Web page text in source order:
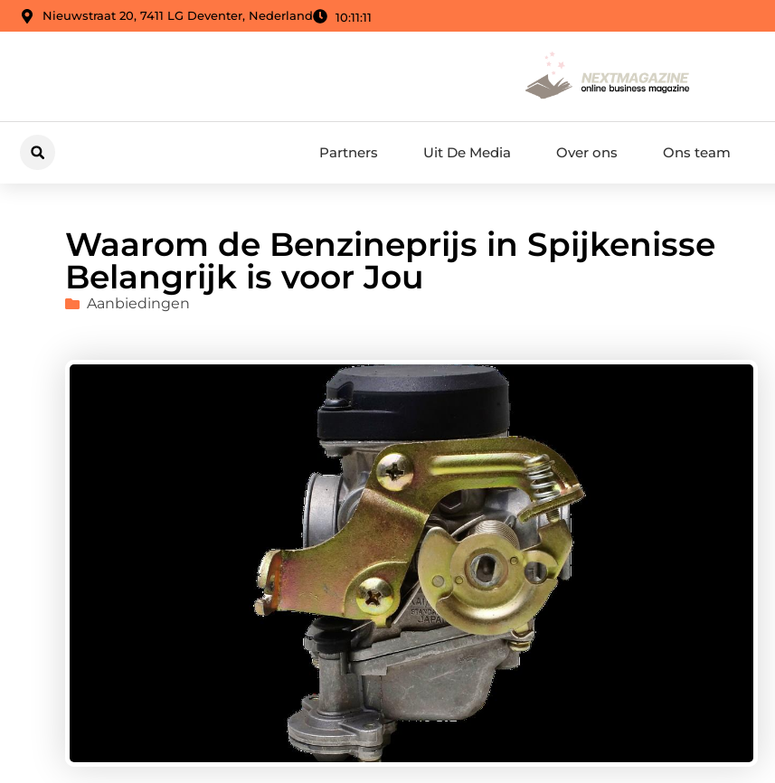
Nieuwstraat 20, 7411 LG Deventer, Nederland 10:11:12
Partners Uit De Media Over ons Ons team
Waarom de Benzineprijs in Spijkenisse
Belangrijk is voor Jou
Aanbiedingen